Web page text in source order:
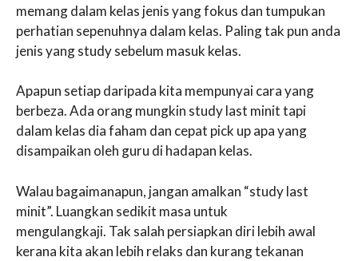
memang dalam kelas jenis yang fokus dan tumpukan
perhatian sepenuhnya dalam kelas. Paling tak pun anda
jenis yang study sebelum masuk kelas.
Apapun setiap daripada kita mempunyai cara yang
berbeza. Ada orang mungkin study last minit tapi
dalam kelas dia faham dan cepat pick up apa yang
disampaikan oleh guru di hadapan kelas.
Walau bagaimanapun, jangan amalkan “study last
minit”. Luangkan sedikit masa untuk
mengulangkaji. Tak salah persiapkan diri lebih awal
kerana kita akan lebih relaks dan kurang tekanan